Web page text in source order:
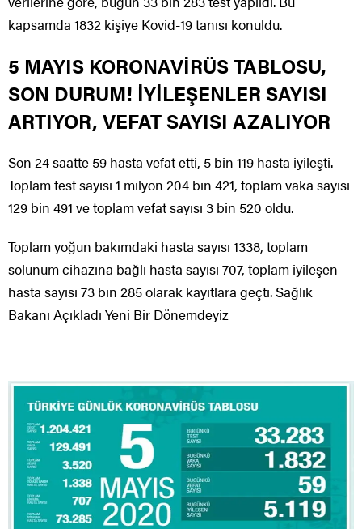
kapsamda 1832 kişiye Kovid-19 tanısı konuldu.
5 MAYIS KORONAVİRÜS TABLOSU,
SON DURUM! İYİLEŞENLER SAYISI
ARTIYOR, VEFAT SAYISI AZALIYOR
Son 24 saatte 59 hasta vefat etti, 5 bin 119 hasta iyileşti.
Toplam test sayısı 1 milyon 204 bin 421, toplam vaka sayısı
129 bin 491 ve toplam vefat sayısı 3 bin 520 oldu.
Toplam yoğun bakımdaki hasta sayısı 1338, toplam
solunum cihazına bağlı hasta sayısı 707, toplam iyileşen
hasta sayısı 73 bin 285 olarak kayıtlara geçti. Sağlık
Bakanı Açıkladı Yeni Bir Dönemdeyiz